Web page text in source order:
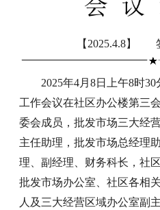
【2025.4.8】
2025年4月8日上午8时
工作会议在社区办公楼第三
委会成员，批发市场三大经
主任助理，批发市场总经理
理、副经理、财务科长，社
批发市场办公室、社区各相
人及三大经营区域办公室副